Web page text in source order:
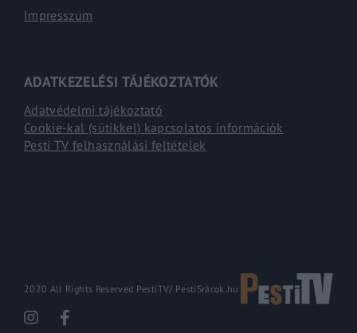
Impresszum
ADATKEZELÉSI TÁJÉKOZTATÓK
Adatvédelmi tájékoztató
Cookie-kal (sütikkel) kapcsolatos információk
Pesti TV felhasználási feltételek
2020 All Rights Reserved PestiTV/ PestiSrácok.hu